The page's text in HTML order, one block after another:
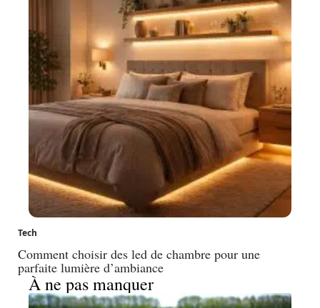
Tech
Comment choisir des led de chambre pour une
parfaite lumière d’ambiance
À ne pas manquer